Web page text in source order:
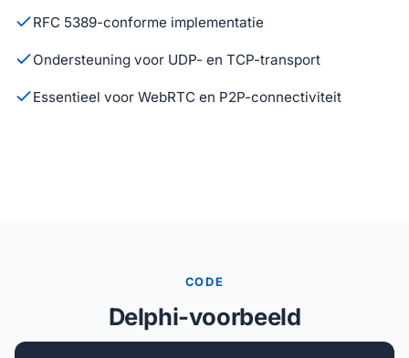
RFC 5389-conforme implementatie
Ondersteuning voor UDP- en TCP-transport
Essentieel voor WebRTC en P2P-connectiviteit
CODE
Delphi-voorbeeld